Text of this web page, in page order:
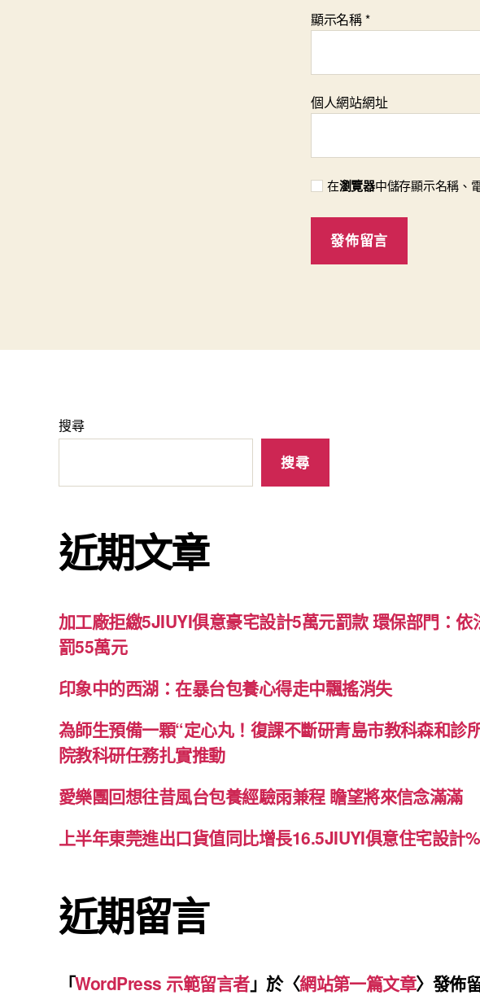
顯示名稱*
個人網站網址
在瀏覽器中儲存顯示名稱、
搜尋
搜尋
近期文章
加工廠拒繳5JIUYI俱意豪宅設計5萬元罰款 環保部門：依
罰55萬元
印象中的西湖：在暴台包養心得走中飄搖消失
為師生預備一顆“定心丸！復課不斷研青島市教科森和診
院教科研任務扎實推動
愛樂團回想往昔風台包養經驗雨兼程 瞻望將來信念滿滿
上半年東莞進出口貨值同比增長16.5JIUYI俱意住宅設計%
近期留言
「WordPress 示範留言者」於〈網站第一篇文章〉發佈